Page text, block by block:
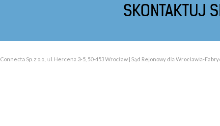
SKONTAKTUJ
Connecta Sp. z o.o., ul. Hercena 3-5, 50-453 Wrocław | Sąd Rejonowy dla Wrocławia-